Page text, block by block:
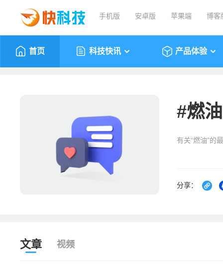
手机版 安卓版 苹果端 博客
首页 科技快讯 产品体验
#燃油
有关“燃油”的
分享：
文章 视频